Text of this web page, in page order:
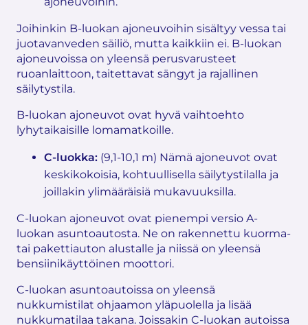
Joihinkin B-luokan ajoneuvoihin sisältyy vessa tai
juotavanveden säiliö, mutta kaikkiin ei. B-luokan
ajoneuvoissa on yleensä perusvarusteet
ruoanlaittoon, taitettavat sängyt ja rajallinen
säilytystila.
B-luokan ajoneuvot ovat hyvä vaihtoehto
lyhytaikaisille lomamatkoille.
C-luokka: (9,1-10,1 m) Nämä ajoneuvot ovat
keskikokoisia, kohtuullisella säilytystilalla ja
joillakin ylimääräisiä mukavuuksilla.
C-luokan ajoneuvot ovat pienempi versio A-
luokan asuntoautosta. Ne on rakennettu kuorma-
tai pakettiauton alustalle ja niissä on yleensä
bensiinikäyttöinen moottori.
C-luokan asuntoautoissa on yleensä
nukkumistilat ohjaamon yläpuolella ja lisää
nukkumatilaa takana. Joissakin C-luokan autoissa